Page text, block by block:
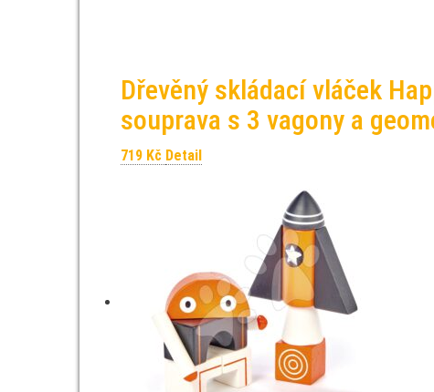
Dřevěný skládací vláček
souprava s 3 vagony a
719 Kč Detail